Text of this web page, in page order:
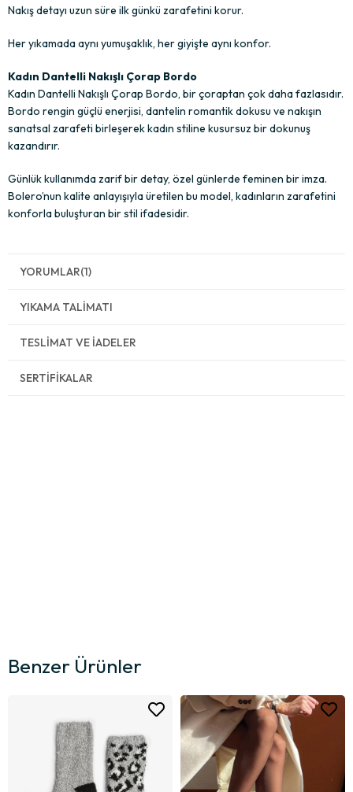
Nakış detayı uzun süre ilk günkü zarafetini korur.
Her yıkamada aynı yumuşaklık, her giyişte aynı konfor.
Kadın Dantelli Nakışlı Çorap Bordo
Kadın Dantelli Nakışlı Çorap Bordo, bir çoraptan çok daha fazlasıdır.
Bordo rengin güçlü enerjisi, dantelin romantik dokusu ve nakışın
sanatsal zarafeti birleşerek kadın stiline kusursuz bir dokunuş
kazandırır.
Günlük kullanımda zarif bir detay, özel günlerde feminen bir imza.
Bolero’nun kalite anlayışıyla üretilen bu model, kadınların zarafetini
konforla buluşturan bir stil ifadesidir.
YORUMLAR(1)
YIKAMA TALIMATI
TESLIMAT VE İADELER
SERTIFIKALAR
Benzer Ürünler